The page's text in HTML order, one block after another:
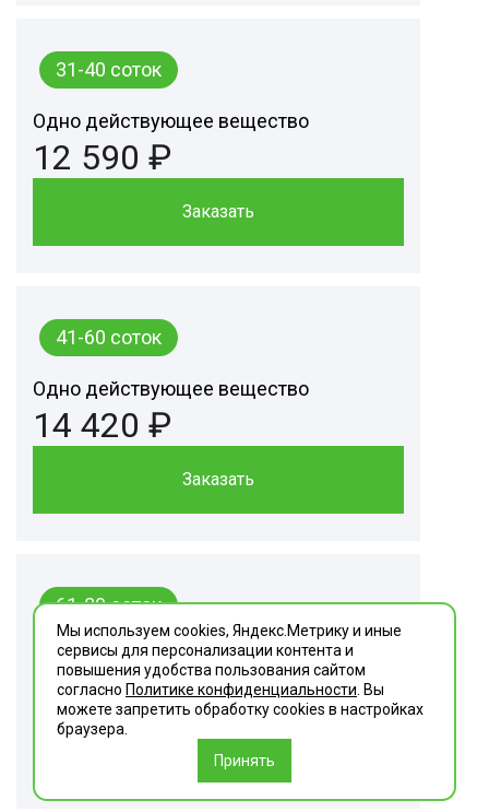
31-40 соток
Одно действующее вещество
12 590 ₽
Заказать
41-60 соток
Одно действующее вещество
14 420 ₽
Заказать
61-80 соток
Одно действующее вещество
16 240 ₽
Мы используем cookies, Яндекс.Метрику и иные
сервисы для персонализации контента и
повышения удобства пользования сайтом
согласно Политике конфиденциальности . Вы
можете запретить обработку сookies в настройках
браузера.
Принять